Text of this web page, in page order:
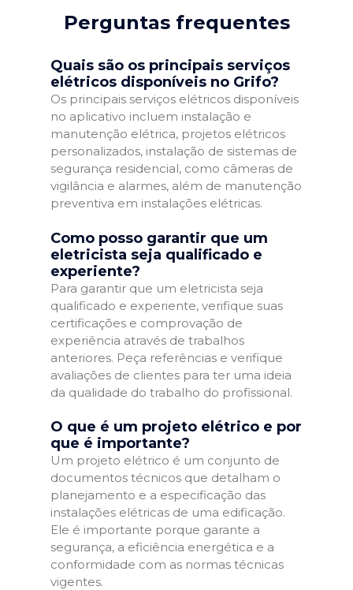
Perguntas frequentes
Quais são os principais serviços
elétricos disponíveis no Grifo?
Os principais serviços elétricos disponíveis
no aplicativo incluem instalação e
manutenção elétrica, projetos elétricos
personalizados, instalação de sistemas de
segurança residencial, como câmeras de
vigilância e alarmes, além de manutenção
preventiva em instalações elétricas.
Como posso garantir que um
eletricista seja qualificado e
experiente?
Para garantir que um eletricista seja
qualificado e experiente, verifique suas
certificações e comprovação de
experiência através de trabalhos
anteriores. Peça referências e verifique
avaliações de clientes para ter uma ideia
da qualidade do trabalho do profissional.
O que é um projeto elétrico e por
que é importante?
Um projeto elétrico é um conjunto de
documentos técnicos que detalham o
planejamento e a especificação das
instalações elétricas de uma edificação.
Ele é importante porque garante a
segurança, a eficiência energética e a
conformidade com as normas técnicas
vigentes.